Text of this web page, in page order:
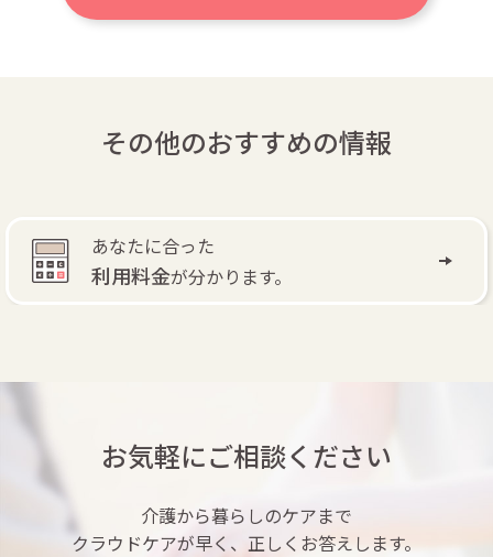
その他のおすすめの情報
あなたに合った
利用料金が分かります。
お気軽にご相談ください
介護から暮らしのケアまで
クラウドケアが早く、正しくお答えします。